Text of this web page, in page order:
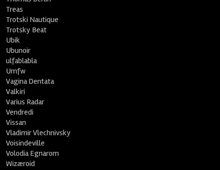
Treas
Trotski Nautique
Trotsky Beat
Ubik
Ubunoir
ulfablabla
Umfw
Vagina Dentata
Valkiri
Varius Radar
Vendredi
Vissan
Vladimir Vlechnivsky
Voisindeville
Volodia Egnarom
Wizæroid